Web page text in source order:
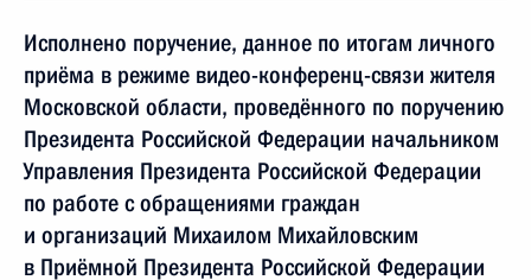
Исполнено поручение, данное по итогам личного
приёма в режиме видео-конференц-связи жителя
Московской области, проведённого по поручению
Президента Российской Федерации начальником
Управления Президента Российской Федерации
по работе с обращениями граждан
и организаций Михаилом Михайловским
в Приёмной Президента Российской Федерации